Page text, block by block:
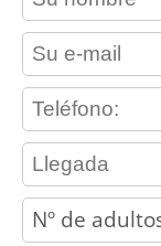
contact_email
contact_phone
adults